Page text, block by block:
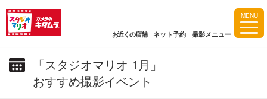
MENU
お近くの店舗 ネット予約 撮影メニュー
「スタジオマリオ 1月」
おすすめ撮影イベント